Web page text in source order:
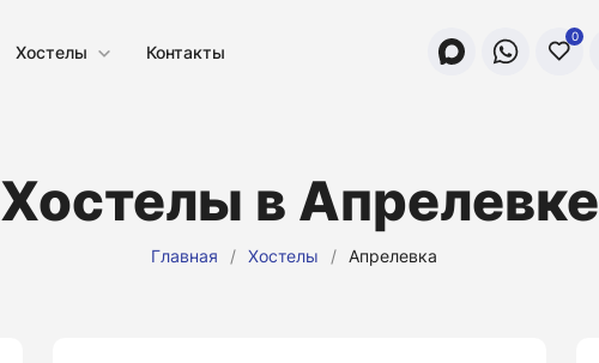
Хостелы Контакты
0
Хостелы в Апрелевке
Главная / Хостелы / Апрелевка